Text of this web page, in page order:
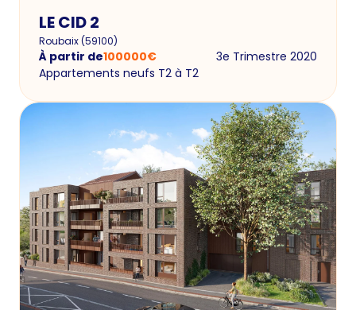
LE CID 2
Roubaix(59100)
À partir de100000€
3e Trimestre 2020
Appartements neufs T2 à T2